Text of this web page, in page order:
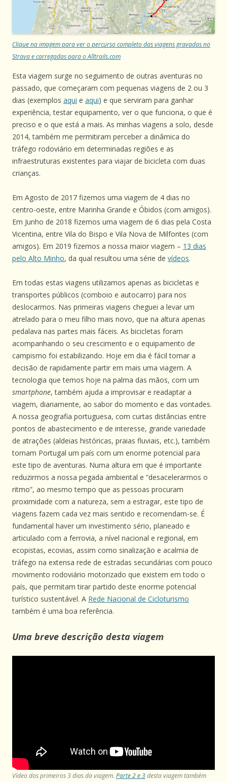
Clique na imagem para ver o percurso completo das viagens gravadas no
Strava e carregadas para o Alltrails.com
Esta viagem surge no seguimento de outras aventuras no
passado, que começaram com pequenas viagens de 2 ou 3
dias (exemplos aqui e aqui) e que serviram para ganhar
experiência, testar equipamento, ver o que funciona, o que é
preciso e o que está a mais. As minhas viagens a solo, desde
2014, também me permitiram perceber a dinâmica do
tráfego rodoviário em determinadas regiões e as
infraestruturas existentes para viajar de bicicleta com duas
crianças.
Em Agosto de 2017 fizemos uma viagem de 4 dias no
centro-oeste, entre Marinha Grande e Óbidos (com amigos).
Em Junho de 2018 fizemos uma viagem de 6 dias pela Costa
Vicentina, entre Vila do Bispo e Vila Nova de Milfontes (com
amigos). Em 2019 fizemos a nossa maior viagem – 13 dias
pelo Alto Minho, da qual resultou uma série de vídeos.
Em todas estas viagens utilizamos apenas as bicicletas e
transportes públicos (comboio e autocarro) para nos
deslocarmos. Nas primeiras viagens cheguei a levar um
atrelado para o meu filho mais novo, que na altura apenas
pedalava nas partes mais fáceis. As bicicletas foram
acompanhando o seu crescimento e o equipamento de
campismo foi estabilizando. Hoje em dia é fácil tomar a
decisão de rapidamente partir em mais uma viagem. A
tecnologia que temos hoje na palma das mãos, com um
smartphone, também ajuda a improvisar e readaptar a
viagem, diariamente, ao sabor do momento e das vontades.
A nossa geografia portuguesa, com curtas distâncias entre
pontos de abastecimento e de interesse, grande variedade
de atrações (aldeias históricas, praias fluviais, etc.), também
tornam Portugal um país com um enorme potencial para
este tipo de aventuras. Numa altura em que é importante
reduzirmos a nossa pegada ambiental e “desacelerarmos o
ritmo”, ao mesmo tempo que as pessoas procuram
proximidade com a natureza, sem a estragar, este tipo de
viagens fazem cada vez mais sentido e recomendam-se. É
fundamental haver um investimento sério, planeado e
articulado com a ferrovia, a nível nacional e regional, em
ecopistas, ecovias, assim como sinalização e acalmia de
tráfego na extensa rede de estradas secundárias com pouco
movimento rodoviário motorizado que existem em todo o
país, que permitam tirar partido deste enorme potencial
turístico sustentável. A Rede Nacional de Cicloturismo
também é uma boa referência.
Uma breve descrição desta viagem
Vídeo dos primeiros 3 dias da viagem. Parte 2 e 3desta viagem também